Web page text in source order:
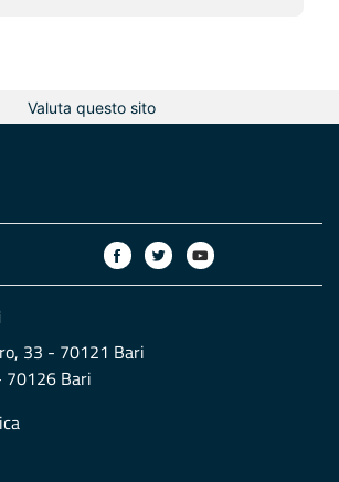
Valuta questo sito
33 - 70121 Bari
70126 Bari